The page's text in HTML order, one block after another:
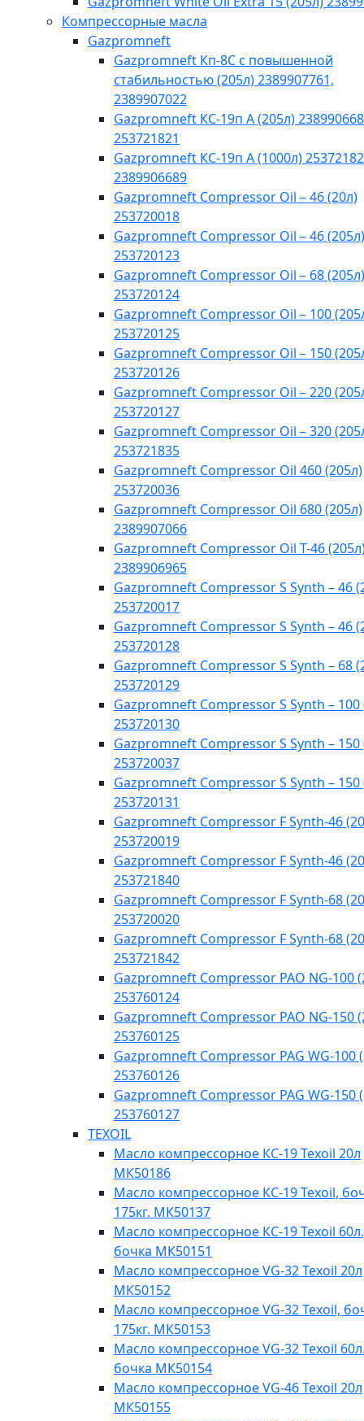
Компрессорные масла
Gazpromneft
Gazpromneft Кп-8С с повышенной
стабильностью (205л) 2389907761,
2389907022
Gazpromneft КС-19п А (205л)
253721821
Gazpromneft КС-19п А (1000л)
2389906689
Gazpromneft Compressor Oil – 46 (20л)
253720018
Gazpromneft Compressor Oil – 46 (205л)
253720123
Gazpromneft Compressor Oil – 68 (205л)
253720124
Gazpromneft Compressor Oil – 100
253720125
Gazpromneft Compressor Oil – 150
253720126
Gazpromneft Compressor Oil – 220
253720127
Gazpromneft Compressor Oil – 320
253721835
Gazpromneft Compressor Oil 460 (205л)
253720036
Gazpromneft Compressor Oil 680 (205л)
2389907066
Gazpromneft Compressor Oil T-46
2389906965
Gazpromneft Compressor S Synth – 46
253720017
Gazpromneft Compressor S Synth – 46
253720128
Gazpromneft Compressor S Synth – 68
253720129
Gazpromneft Compressor S Synth – 100
253720130
Gazpromneft Compressor S Synth – 150
253720037
Gazpromneft Compressor S Synth – 150
253720131
Gazpromneft Compressor F Synth-46
253720019
Gazpromneft Compressor F Synth-46
253721840
Gazpromneft Compressor F Synth-68
253720020
Gazpromneft Compressor F Synth-68
253721842
Gazpromneft Compressor PAO NG-100
253760124
Gazpromneft Compressor PAO NG-150
253760125
Gazpromneft Compressor PAG WG-100
253760126
Gazpromneft Compressor PAG WG-150
253760127
TEXOIL
Масло компрессорное КС-19 Texoil 20л
МК50186
Масло компрессорное КС-19 Texoil,
175кг. МК50137
Масло компрессорное КС-19 Texoil
бочка МК50151
Масло компрессорное VG-32 Texoil 20л
МК50152
Масло компрессорное VG-32 Texoil,
175кг. МК50153
Масло компрессорное VG-32 Texoil
бочка МК50154
Масло компрессорное VG-46 Texoil 20л
МК50155